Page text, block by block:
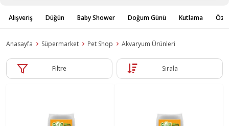
Alışveriş Düğün Baby Shower Doğum Günü Kutlama
Anasayfa Süpermarket Pet Shop Akvaryum Ürünleri
Filtre Sırala